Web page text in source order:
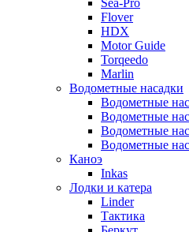
Sea-Pro
Flover
HDX
Motor Guide
Torqeedo
Marlin
Водометные насадки
Водометные
Водометные
Водометные
Водометные
Каноэ
Inkas
Лодки и катера
Linder
Тактика